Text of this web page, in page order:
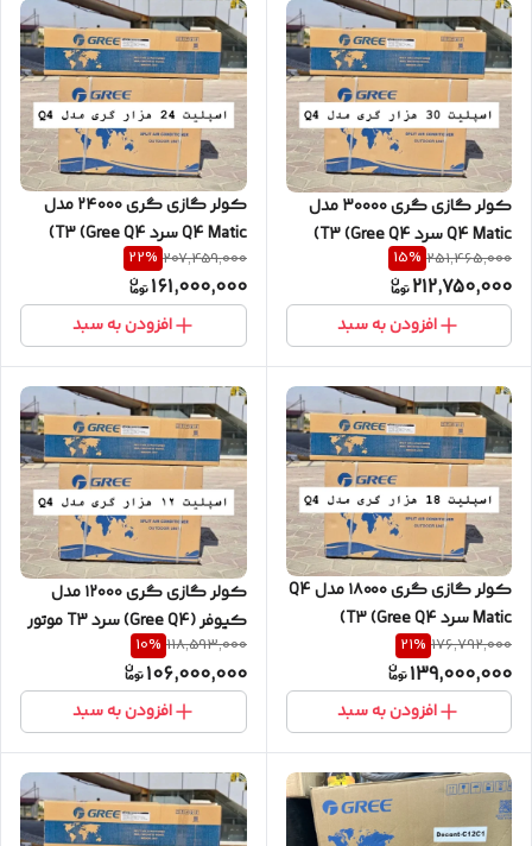
کولر گازی گری ۳۰۰۰۰ مدل
Q4 Matic سرد T3 (Gree Q4)
251,465,000
15%
212,750,000
افزودن به سبد
کولر گازی گری ۲۴۰۰۰ مدل
Q4 Matic سرد T3 (Gree Q4)
207,459,000
22%
161,000,000
افزودن به سبد
کولر گازی گری ۱۸۰۰۰ مدل Q4
Matic سرد T3 (Gree Q4)
176,792,000
21%
139,000,000
افزودن به سبد
کولر گازی گری ۱۲۰۰۰ مدل
کیوفر (Gree Q4) سرد T3 موتور
سنگین
118,593,000
10%
106,000,000
افزودن به سبد